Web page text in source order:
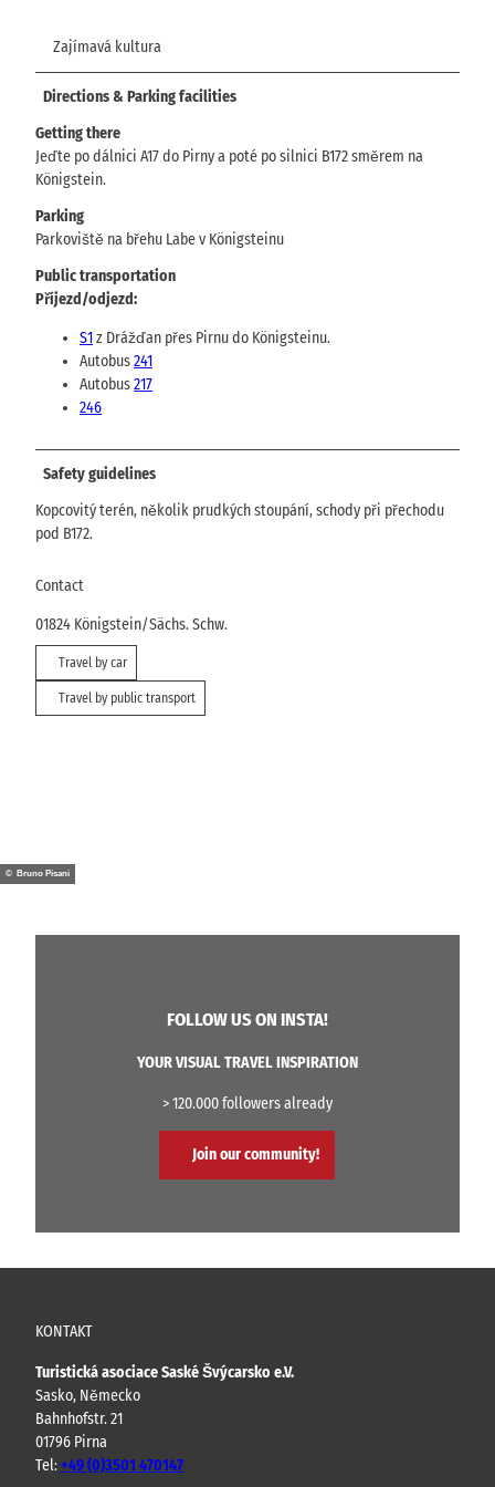
Zajímavá kultura
Directions & Parking facilities
Getting there
Jeďte po dálnici A17 do Pirny a poté po silnici B172 směrem na
Königstein.
Parking
Parkoviště na břehu Labe v Königsteinu
Public transportation
Příjezd/odjezd:
S1z Drážďan přes Pirnu do Königsteinu.
Autobus241
Autobus217
246
Safety guidelines
Kopcovitý terén, několik prudkých stoupání, schody při přechodu
pod B172.
Contact
01824 Königstein/Sächs. Schw.
Travel by car
Travel by public transport
© Bruno Pisani
FOLLOW US ON INSTA!
YOUR VISUAL TRAVEL INSPIRATION
> 120.000 followers already
Join our community!
KONTAKT
Turistická asociace Saské Švýcarsko e.V.
Sasko, Německo
Bahnhofstr. 21
01796 Pirna
Tel:+49 (0)3501 470147